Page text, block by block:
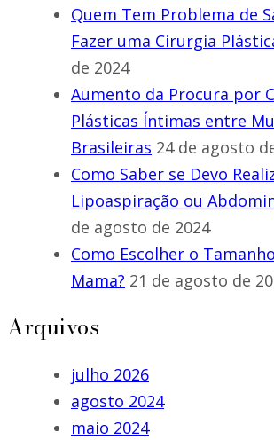
Quem Tem Problema de
Fazer uma Cirurgia
de 2024
Aumento da Procura por
Plásticas Íntimas entre
Brasileiras 24 de agosto
Como Saber se Devo
Lipoaspiração ou
de agosto de 2024
Como Escolher o
Mama? 21 de agosto de
Arquivos
julho 2026
agosto 2024
maio 2024